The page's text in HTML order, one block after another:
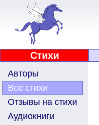
Стихи
Авторы
Все стихи
Отзывы на стихи
Аудиокниги